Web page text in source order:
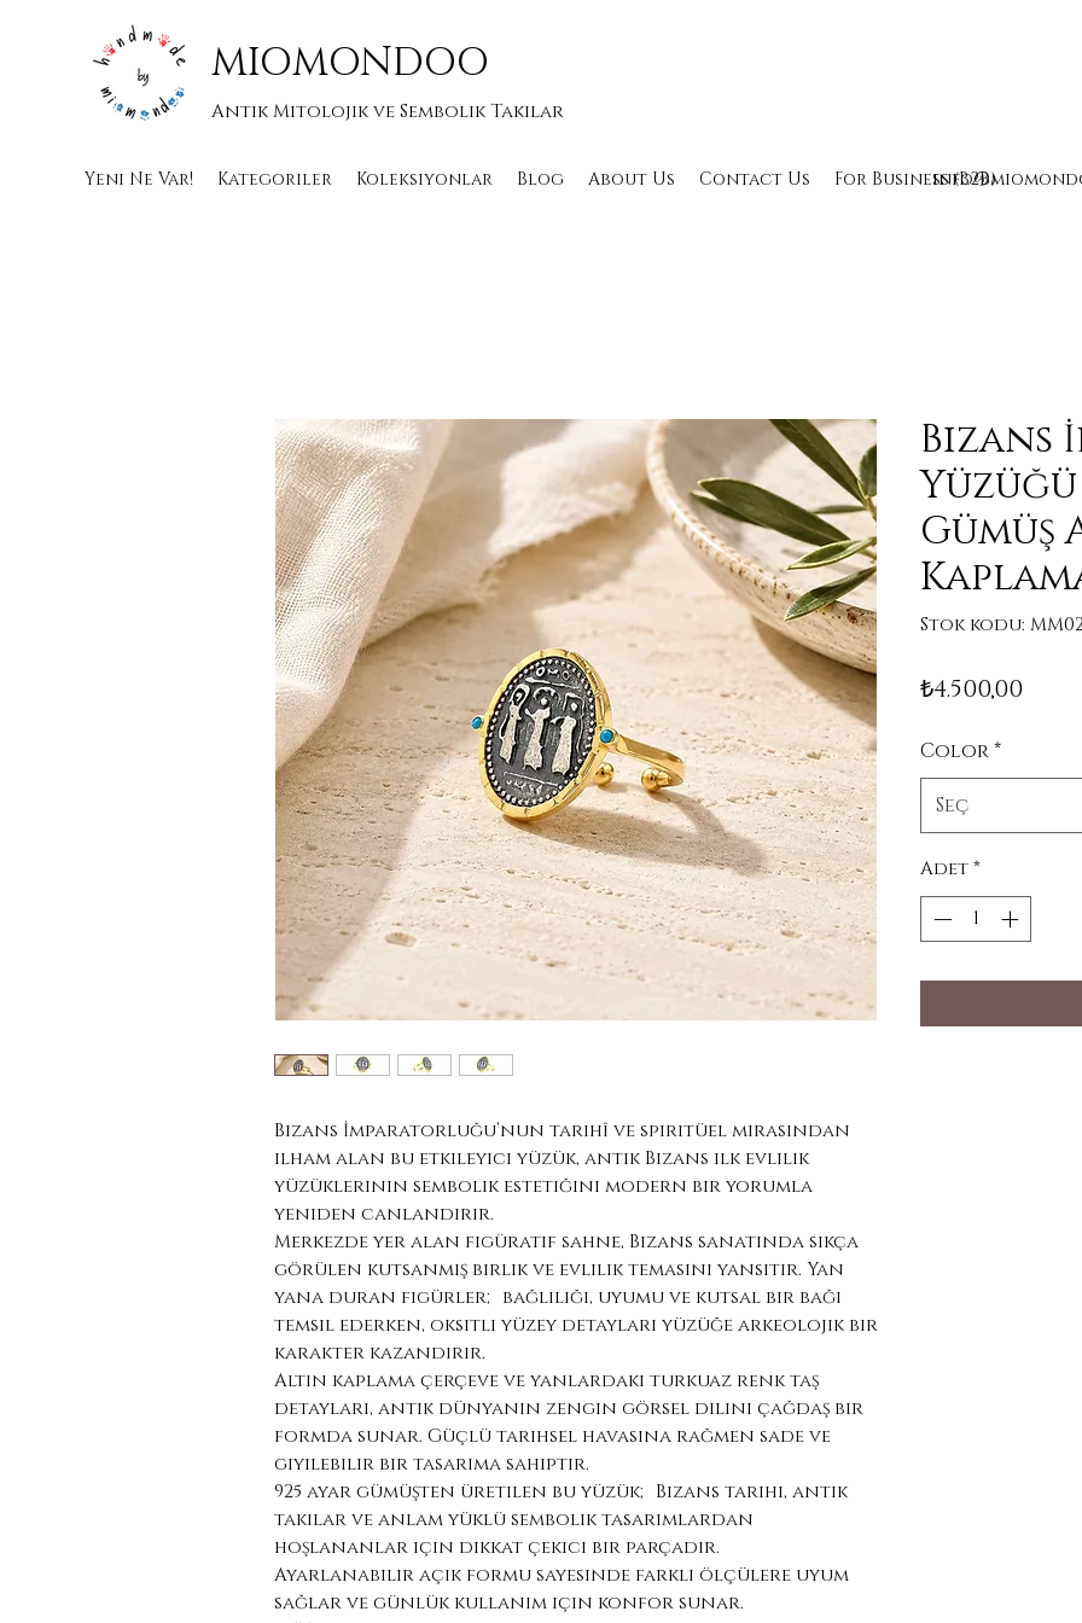
MIOMONDOO
Antik Mitolojik ve Sembolik Takılar
Yeni Ne Var! Kategoriler Koleksiyonlar Blog About Us Contact Us For Business (B2B)
Bizans İmparatorluğu’nun tarihî ve spiritüel mirasından
ilham alan bu etkileyici yüzük, antik Bizans ilk evlilik
yüzüklerinin sembolik estetiğini modern bir yorumla
yeniden canlandırır.
Merkezde yer alan figüratif sahne, Bizans sanatında sıkça
görülen kutsanmış birlik ve evlilik temasını yansıtır. Yan
yana duran figürler; bağlılığı, uyumu ve kutsal bir bağı
temsil ederken, oksitli yüzey detayları yüzüğe arkeolojik bir
karakter kazandırır.
Altın kaplama çerçeve ve yanlardaki turkuaz renk taş
detayları, antik dünyanın zengin görsel dilini çağdaş bir
formda sunar. Güçlü tarihsel havasına rağmen sade ve
giyilebilir bir tasarıma sahiptir.
925 ayar gümüşten üretilen bu yüzük; Bizans tarihi, antik
takılar ve anlam yüklü sembolik tasarımlardan
hoşlananlar için dikkat çekici bir parçadır.
Ayarlanabilir açık formu sayesinde farklı ölçülere uyum
sağlar ve günlük kullanım için konfor sunar.
Bizans
Yüzüğü
Gümüş
Stok kodu:
₺4.500,00Fiyat
Color*
Seç
Adet*